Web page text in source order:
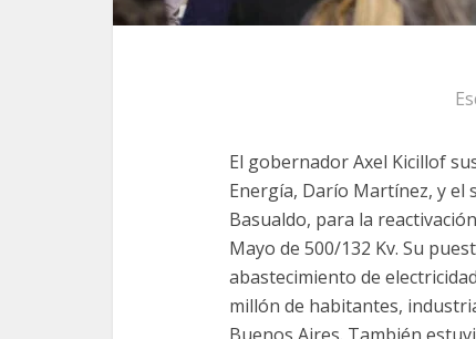
El gobernador Axel Kicillof
Energía, Darío Martínez, y el
Basualdo, para la
Mayo de 500/132 Kv. Su
abastecimiento de
millón de habitantes,